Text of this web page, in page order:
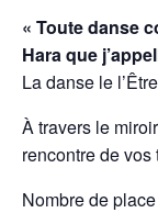
« Toute danse
Hara que
La danse le
À travers le
rencontre de
Nombre de